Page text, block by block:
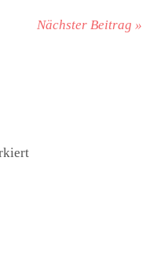
Nächster Beitrag »